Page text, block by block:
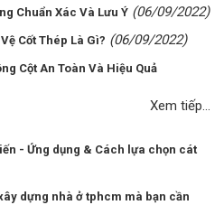
Chuẩn Xác Và Lưu Ý (06/09/2022)
Cốt Thép Là Gì? (06/09/2022)
Cột An Toàn Và Hiệu Quả
Xem tiếp...
- Ứng dụng & Cách lựa chọn cát
dựng nhà ở tphcm mà bạn cần